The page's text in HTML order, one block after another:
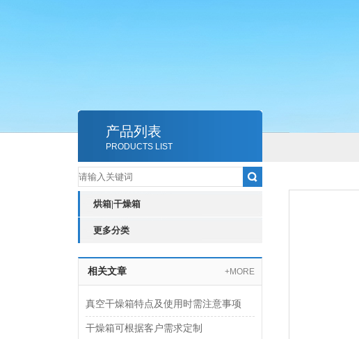
产品列表
PRODUCTS LIST
烘箱|干燥箱
更多分类
相关文章 +MORE
真空干燥箱特点及使用时需注意事项
干燥箱可根据客户需求定制